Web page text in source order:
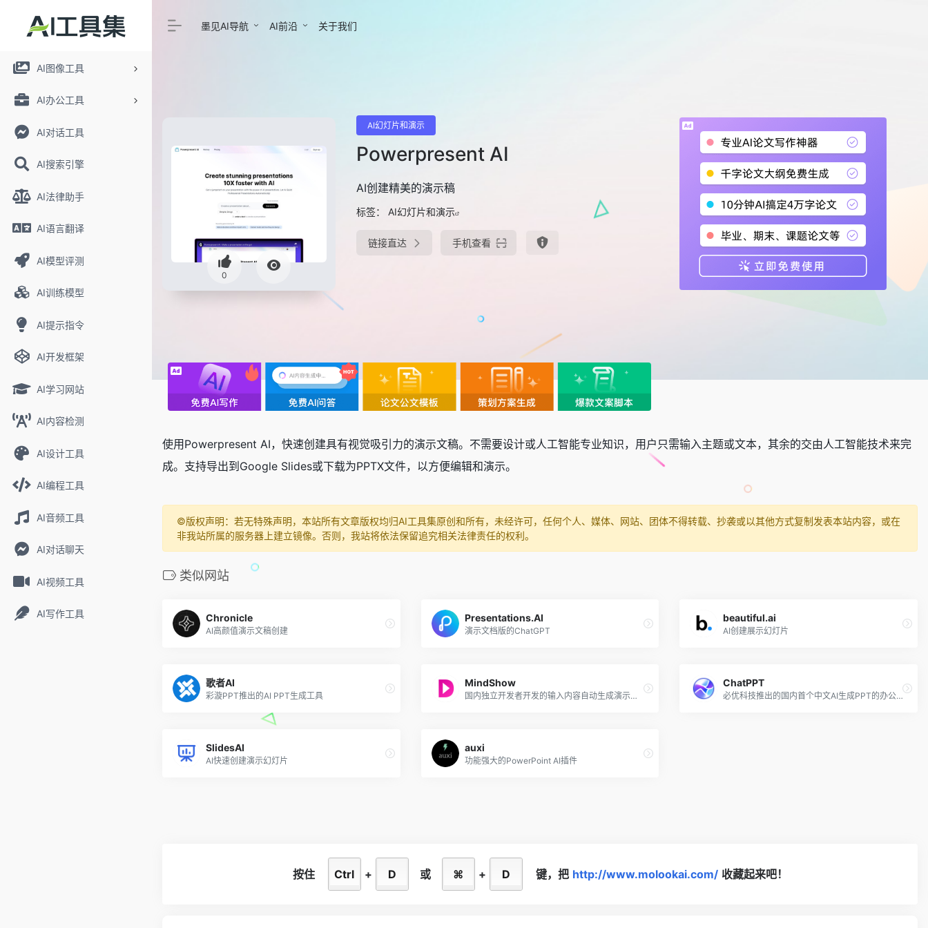
AI图像工具
AI办公工具
AI对话工具
AI搜索引擎
AI法律助手
AI语言翻译
AI模型评测
AI训练模型
AI提示指令
AI开发框架
AI学习网站
AI内容检测
AI设计工具
AI编程工具
AI音频工具
AI对话聊天
AI视频工具
AI写作工具
墨见AI导航 AI前沿 关于我们
0
AI幻灯片和演示
Powerpresent AI
AI创建精美的演示稿
标签： AI幻灯片和演示
链接直达 手机查看
使用Powerpresent AI，快速创建具有视觉吸引力的演示文稿。不需要设计或人工智能专业知识，用户只需输入主题或文本，其余的交由人工智能技术来完
成。支持导出到Google Slides或下载为PPTX文件，以方便编辑和演示。
©️版权声明：若无特殊声明，本站所有文章版权均归AI工具集原创和所有，未经许可，任何个人、媒体、网站、团体不得转载、抄袭或以其他方式复制发表本站内容，或在
非我站所属的服务器上建立镜像。否则，我站将依法保留追究相关法律责任的权利。
类似网站
Chronicle
AI高颜值演示文稿创建
Presentations.AI
演示文档版的ChatGPT
beautiful.ai
AI创建展示幻灯片
歌者AI
彩漩PPT推出的AI PPT生成工具
MindShow
国内独立开发者开发的输入内容自动生成演示工具
ChatPPT
必优科技推出的国内首个中文AI生成PPT的办公产品
SlidesAI
AI快速创建演示幻灯片
auxi
功能强大的PowerPoint AI插件
按住 Ctrl + D 或 ⌘ + D 键， 把 http://www.molookai.com/ 收藏起来吧！